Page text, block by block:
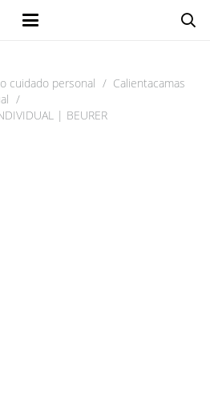
cuidado personal / Calientacamas
/
| BEURER